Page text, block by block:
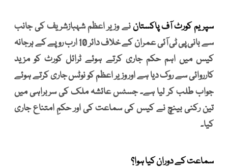
سپریم کورٹ آف پاکستاننے وزیر اعظم شہبازشریف کی جانب
سے بانی پی ٹی آئی عمران کے خلاف دائر 10 ارب روپے کے ہرجانہ
کیس میں اہم حکم جاری کرتے ہوئے ٹرائل کورٹ کو مزید
کارروائی سے روک دیا ہے اور وزیر اعظم کو نوٹس جاری کرتے ہوئے
جواب طلب کر لیا ہے۔ جسٹس عائشہ ملک کی سربراہی میں
تین رکنی بینچ نے کیس کی سماعت کی اور حکمِ امتناع جاری
کیا۔
سماعت کے دوران کیا ہوا؟